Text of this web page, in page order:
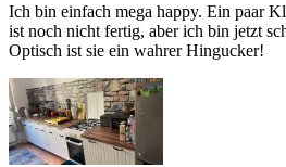
Ich bin einfach mega happy. Ein paar
ist noch nicht fertig, aber ich bin jetzt
Optisch ist sie ein wahrer Hingucker!